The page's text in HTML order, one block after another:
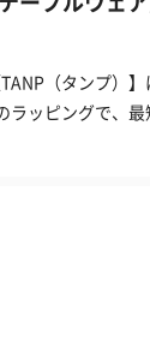
（タンプ）
ラッピングで、